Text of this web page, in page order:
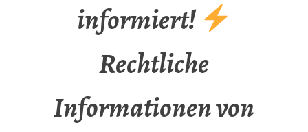
informiert!
Rechtliche
Informationen von